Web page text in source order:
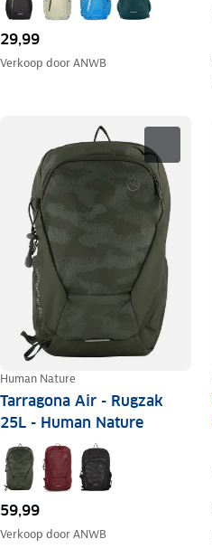
29,99
Verkoop doorANWB
Human Nature
Tarragona Air - Rugzak
25L - Human Nature
59,99
Verkoop doorANWB